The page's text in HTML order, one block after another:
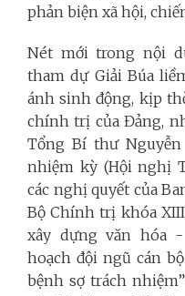
phản biện xã hội,
Nét mới trong nội
tham dự Giải Búa
ánh sinh động, kịp
chính trị của Đảng,
Tổng Bí thư
nhiệm kỳ (Hội nghị
các nghị quyết của
Bộ Chính trị khóa
xây dựng văn hóa
hoạch đội ngũ cán
bệnh sợ trách